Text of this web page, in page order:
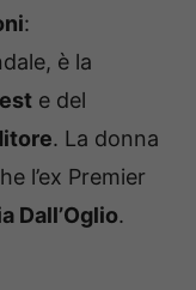
:
è la
e del
. La donna
l’ex Premier
Dall’Oglio.